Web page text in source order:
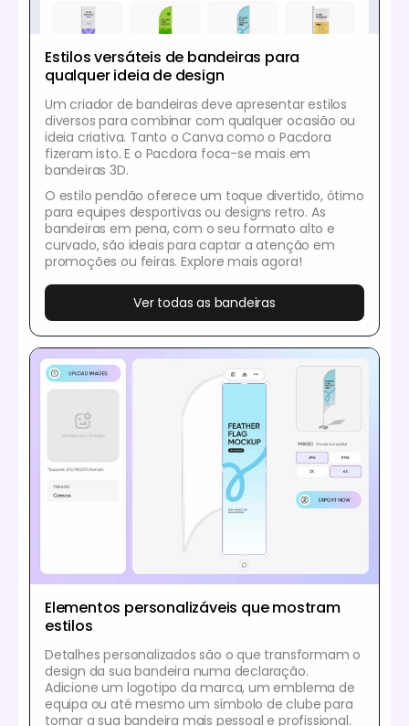
Estilos versáteis de bandeiras para
qualquer ideia de design
Um criador de bandeiras deve apresentar estilos
diversos para combinar com qualquer ocasião ou
ideia criativa. Tanto o Canva como o Pacdora
fizeram isto. E o Pacdora foca-se mais em
bandeiras 3D.
O estilo pendão oferece um toque divertido, ótimo
para equipes desportivas ou designs retro. As
bandeiras em pena, com o seu formato alto e
curvado, são ideais para captar a atenção em
promoções ou feiras. Explore mais agora!
Ver todas as bandeiras
Elementos personalizáveis que mostram
estilos
Detalhes personalizados são o que transformam o
design da sua bandeira numa declaração.
Adicione um logotipo da marca, um emblema de
equipa ou até mesmo um símbolo de clube para
tornar a sua bandeira mais pessoal e profissional.